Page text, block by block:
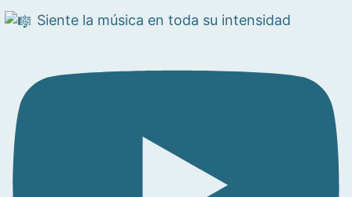
Siente la música en toda su intensidad